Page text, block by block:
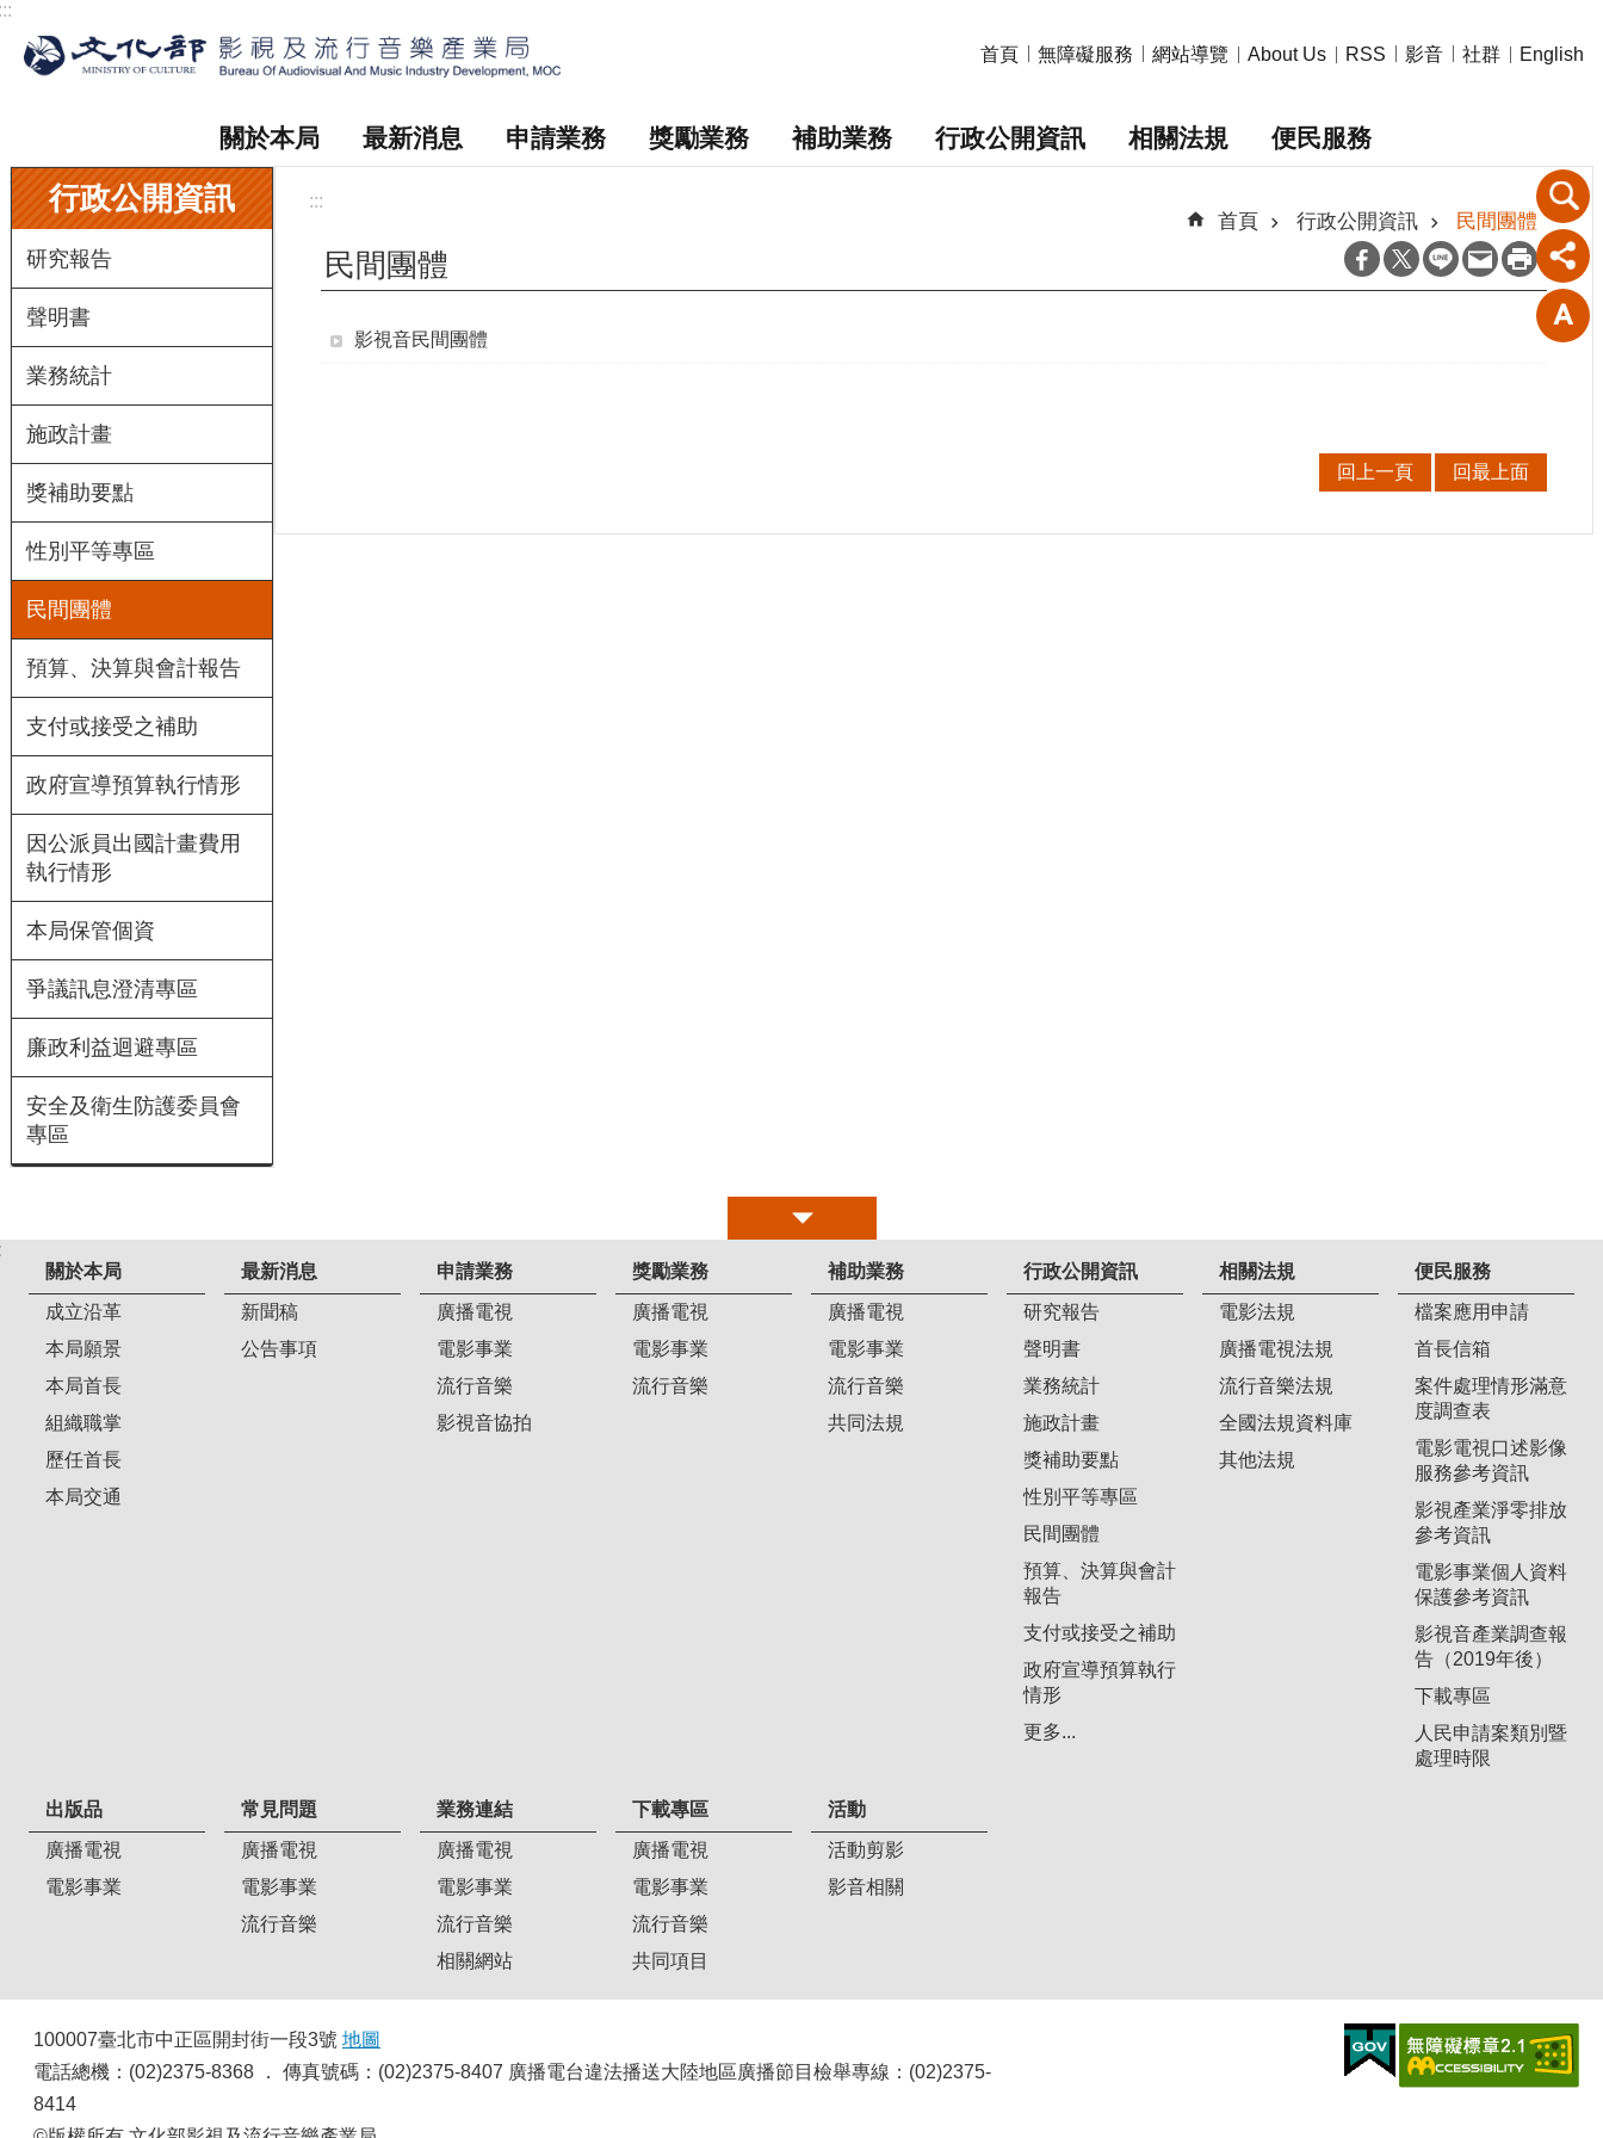
首頁 無障礙服務 網站導覽 About Us RSS 影音 社群 English
關於本局 最新消息 申請業務 獎勵業務 補助業務 行政公開資訊 相關法規 便民服務
:::
行政公開資訊
研究報告
聲明書
業務統計
施政計畫
獎補助要點
性別平等專區
民間團體
預算、決算與會計報告
支付或接受之補助
政府宣導預算執行情形
因公派員出國計畫費用
執行情形
本局保管個資
爭議訊息澄清專區
廉政利益迴避專區
安全及衛生防護委員會
專區
:::
首頁 行政公開資訊 民間團體
民間團體
影視音民間團體
回上一頁 回最上面
關於本局
成立沿革
本局願景
本局首長
組織職掌
歷任首長
本局交通
最新消息
新聞稿
公告事項
申請業務
廣播電視
電影事業
流行音樂
影視音協拍
獎勵業務
廣播電視
電影事業
流行音樂
補助業務
廣播電視
電影事業
流行音樂
共同法規
行政公開資訊
研究報告
聲明書
業務統計
施政計畫
獎補助要點
性別平等專區
民間團體
預算、決算與會計
報告
支付或接受之補助
政府宣導預算執行
情形
更多...
相關法規
電影法規
廣播電視法規
流行音樂法規
全國法規資料庫
其他法規
便民服務
檔案應用申請
首長信箱
案件處理情形滿意
度調查表
電影電視口述影像
服務參考資訊
影視產業淨零排放
參考資訊
電影事業個人資料
保護參考資訊
影視音產業調查報
告（2019年後）
下載專區
人民申請案類別暨
處理時限
出版品
廣播電視
電影事業
常見問題
廣播電視
電影事業
流行音樂
業務連結
廣播電視
電影事業
流行音樂
相關網站
下載專區
廣播電視
電影事業
流行音樂
共同項目
活動
活動剪影
影音相關
100007臺北市中正區開封街一段3號 地圖
電話總機：(02)2375-8368 ． 傳真號碼：(02)2375-8407 廣播電台違法播送大陸地區廣播節目檢舉專線：(02)2375-
8414